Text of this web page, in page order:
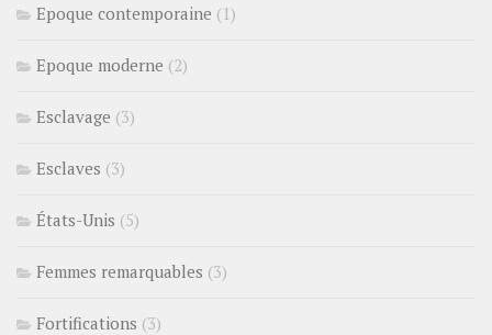
Epoque contemporaine (1)
Epoque moderne (2)
Esclavage (3)
Esclaves (3)
États-Unis (5)
Femmes remarquables (3)
Fortifications (3)